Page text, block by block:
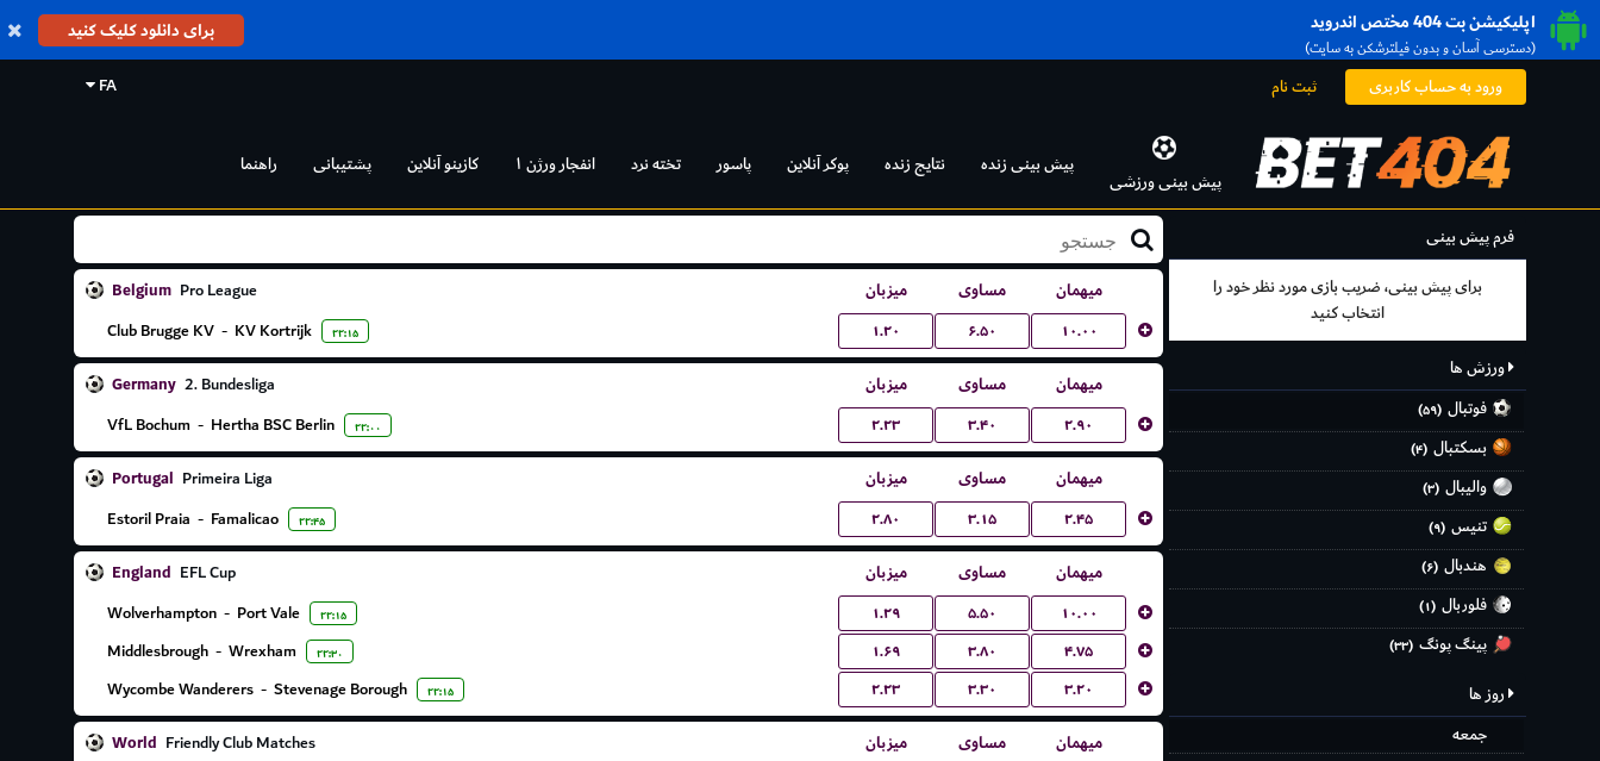
اپلیکیشن بت 404 مختص اندروید
(دسترسی آسان و بدون فیلترشکن به سایت)
برای دانلود کلیک کنید
FA ورود به حساب کاربری ثبت نام
پیش بینی ورزشی
پیش بینی زنده نتایج زنده پوکر آنلاین پاسور تخته نرد انفجار ورژن ۱ کازینو آنلاین پشتیبانی راهنما
فرم پیش بینی
برای پیش بینی، ضریب بازی مورد نظر خود را
انتخاب کنید
ورزش ها
فوتبال (۵۹)
بسکتبال (۴)
والیبال (۳)
تنیس (۹)
هندبال (۶)
فلوربال (۱)
پینگ پونگ (۳۳)
روز ها
جمعه
Belgium Pro League میزبان مساوی میهمان
Club Brugge KV - KV Kortrijk ۲۲:۱۵ ۱.۲۰ ۶.۵۰
۱۰.۰۰
Germany 2. Bundesliga میزبان مساوی میهمان
VfL Bochum - Hertha BSC Berlin ۲۲:۰۰ ۲.۲۳ ۳.۴۰
۲.۹۰
Portugal Primeira Liga میزبان مساوی میهمان
Estoril Praia - Famalicao ۲۲:۴۵ ۲.۸۰ ۳.۱۵
۲.۴۵
England EFL Cup میزبان مساوی میهمان
Wolverhampton - Port Vale ۲۲:۱۵ ۱.۲۹ ۵.۵۰ ۱۰.۰۰
Middlesbrough - Wrexham ۲۲:۳۰ ۱.۶۹ ۳.۸۰ ۴.۷۵
Wycombe Wanderers - Stevenage Borough ۲۲:۱۵ ۲.۲۳ ۳.۳۰
۳.۲۰
World Friendly Club Matches میزبان مساوی میهمان